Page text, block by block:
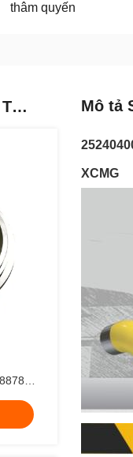
thâm quyến
NHỮNG SẢM PHẨM TƯƠNG TỰ Mô tả
XCMG